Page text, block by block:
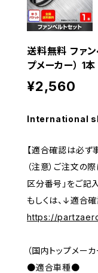
送料無料 ファ
プメーカー） 1
¥2,560
International
【適合確認は必ず
（注意）ご注文の
区分番号」をご記
もしくは、↓適合
https://
（国内トップメー
●適合車種●